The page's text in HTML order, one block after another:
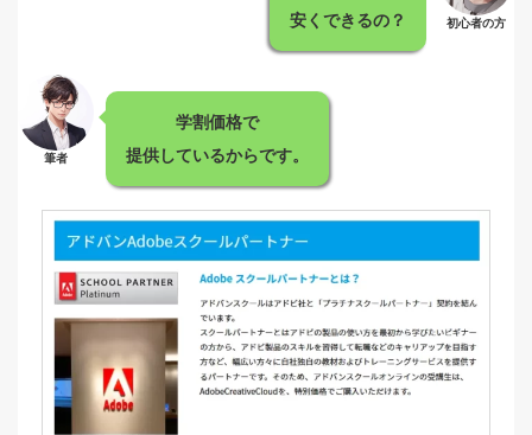
安くできるの？
初心者の方
筆者
学割価格で
提供しているからです。